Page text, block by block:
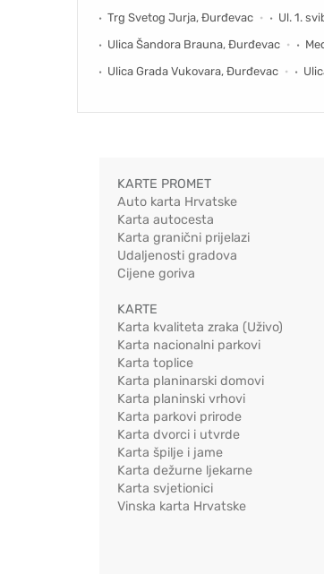
Trg Svetog Jurja, Đurđevac
Ul. 1.
Ulica Šandora Brauna, Đurđevac
Ulica Grada Vukovara, Đurđevac
KARTE PROMET
Auto karta Hrvatske
Karta autocesta
Karta granični prijelazi
Udaljenosti gradova
Cijene goriva
KARTE
Karta kvaliteta zraka (Uživo)
Karta nacionalni parkovi
Karta toplice
Karta planinarski domovi
Karta planinski vrhovi
Karta parkovi prirode
Karta dvorci i utvrde
Karta špilje i jame
Karta dežurne ljekarne
Karta svjetionici
Vinska karta Hrvatske